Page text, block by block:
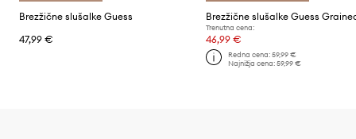
Brezžične slušalke Guess
47,99 €
Trenutna cena:
46,99 €
Redna cena: 59,99 €
Najnižja cena: 59,99 €